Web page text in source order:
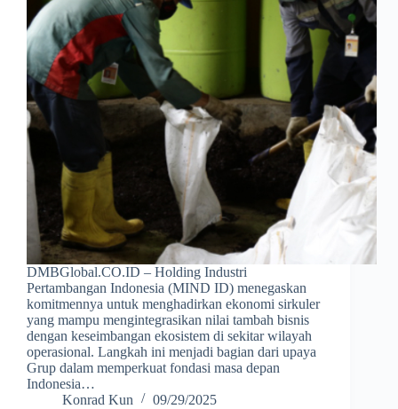
DMBGlobal.CO.ID – Holding Industri
Pertambangan Indonesia (MIND ID) menegaskan
komitmennya untuk menghadirkan ekonomi sirkuler
yang mampu mengintegrasikan nilai tambah bisnis
dengan keseimbangan ekosistem di sekitar wilayah
operasional. Langkah ini menjadi bagian dari upaya
Grup dalam memperkuat fondasi masa depan
Indonesia…
Konrad Kun
09/29/2025